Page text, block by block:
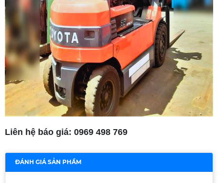
Liên hệ báo giá: 0969 498 769
ĐÁNH GIÁ SẢN PHẨM